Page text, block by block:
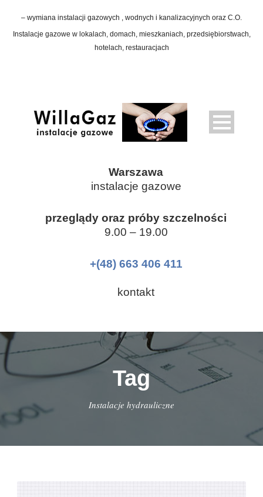
– wymiana instalacji gazowych , wodnych i kanalizacyjnych oraz C.O.
Instalacje gazowe w lokalach, domach, mieszkaniach, przedsiębiorstwach,
hotelach, restauracjach
Warszawa
instalacje gazowe
przeglądy oraz próby szczelności
9.00 – 19.00
+(48) 663 406 411
kontakt
Tag
Instalacje hydrauliczne